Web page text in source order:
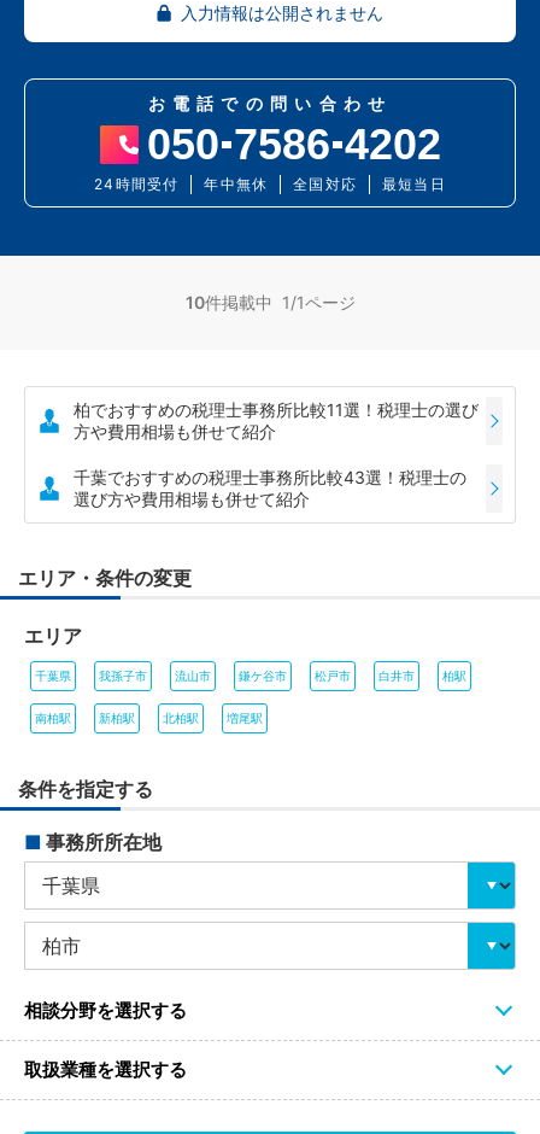
入力情報は公開されません
お電話での問い合わせ
050 7586 4202
24時間受付 年中無休 全国対応 最短当日
10件掲載中 1/1ページ
柏でおすすめの税理士事務所比較11選！税理士の選び
方や費用相場も併せて紹介
千葉でおすすめの税理士事務所比較43選！税理士の
選び方や費用相場も併せて紹介
エリア・条件の変更
エリア
千葉県 我孫子市 流山市 鎌ケ谷市 松戸市 白井市 柏駅
南柏駅 新柏駅 北柏駅 増尾駅
条件を指定する
■ 事務所所在地
相談分野を選択する
取扱業種を選択する